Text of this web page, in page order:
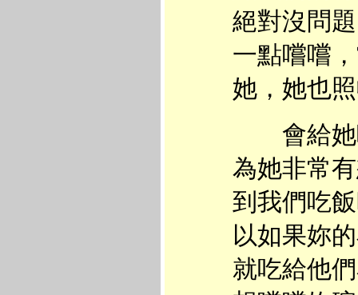
絕對沒問
一點嚐嚐
她，她也
會給她
為她非常
到我們吃
以如果妳
就吃給他